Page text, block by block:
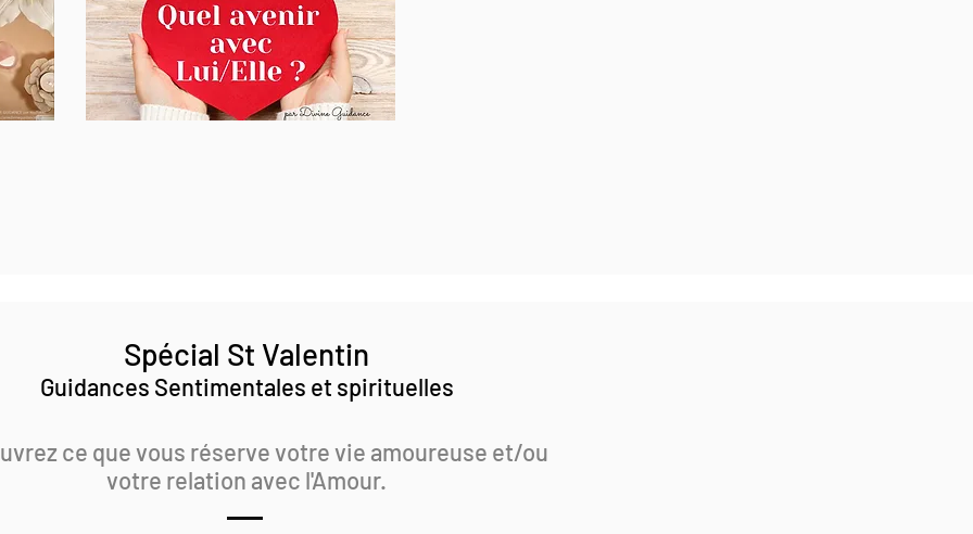
Spécial St Valentin
Guidances Sentimentales et spirituelles
ce que vous réserve votre vie amoureuse et/ou
votre relation avec l'Amour.